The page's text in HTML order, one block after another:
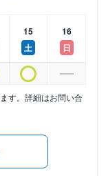
15
土
16
日
す。詳細はお問い合